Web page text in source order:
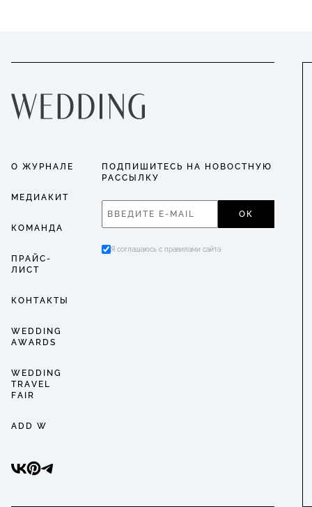
О ЖУРНАЛЕ
МЕДИАКИТ
КОМАНДА
ПРАЙС-
ЛИСТ
КОНТАКТЫ
WEDDING
AWARDS
WEDDING
TRAVEL
FAIR
ADD W
ПОДПИШИТЕСЬ НА НОВОСТНУЮ
РАССЫЛКУ
ОК
Я соглашаюсь с правилами сайта